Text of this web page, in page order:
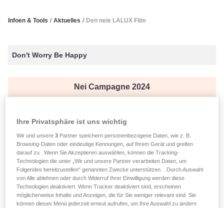
Infoen & Tools / Aktuelles / Den neie LALUX Film
Don't Worry Be Happy
Nei Campagne 2024
verëffentlecht den 13.09.2024
Den neie LALUX Film
Don't Worry Be Happy
Ihre Privatsphäre ist uns wichtig
Wir und unsere3 Partner speichern personenbezogene Daten, wie z. B.
Browsing-Daten oder eindeutige Kennungen, auf Ihrem Gerät und greifen
darauf zu . Wenn Sie Akzeptieren auswählen, können die Tracking-
Technologien die unter „Wir und unsere Partner verarbeiten Daten, um
Folgendes bereitzustellen“ genannten Zwecke unterstützen. . Durch Auswahl
von Alle ablehnen oder durch Widerruf Ihrer Einwilligung werden diese
Technologien deaktiviert. Wenn Tracker deaktiviert sind, erscheinen
möglicherweise Inhalte und Anzeigen, die für Sie weniger relevant sind. Sie
können dieses Menü jederzeit erneut aufrufen, um Ihre Auswahl zu ändern